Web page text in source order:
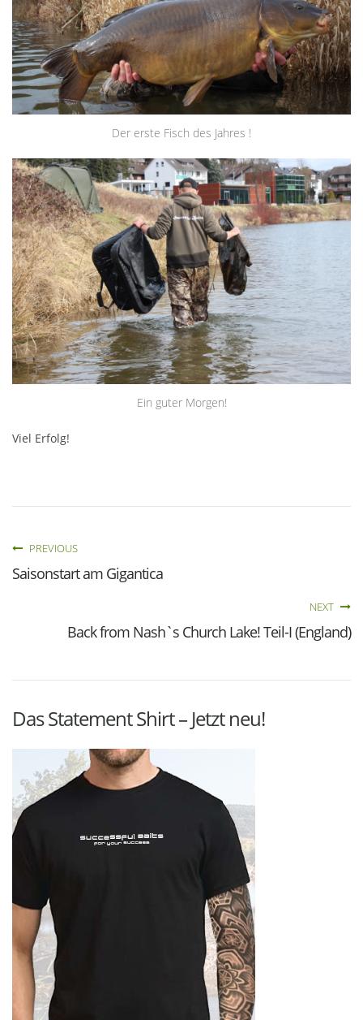
Der erste Fisch des Jahres !
Ein guter Morgen!
Viel Erfolg!
PREVIOUS
Saisonstart am Gigantica
NEXT
Back from Nash`s Church Lake! Teil-I (England)
Das Statement Shirt – Jetzt neu!